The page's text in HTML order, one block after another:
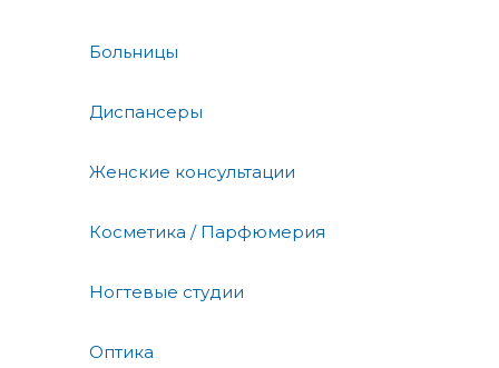
Больницы
Диспансеры
Женские консультации
Косметика / Парфюмерия
Ногтевые студии
Оптика